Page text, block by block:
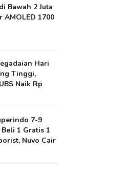
Bawah 2 Juta
AMOLED 1700
Hari
Tinggi,
Naik Rp
7-9
1 Gratis 1
Nuvo Cair